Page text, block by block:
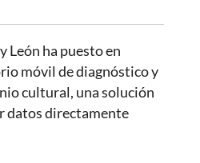
León ha puesto en
móvil de diagnóstico y
cultural, una solución
datos directamente